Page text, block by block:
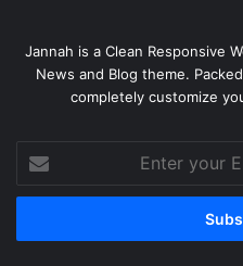
Jannah is a Clean Responsive
News and Blog theme.
completely customize
your
Email